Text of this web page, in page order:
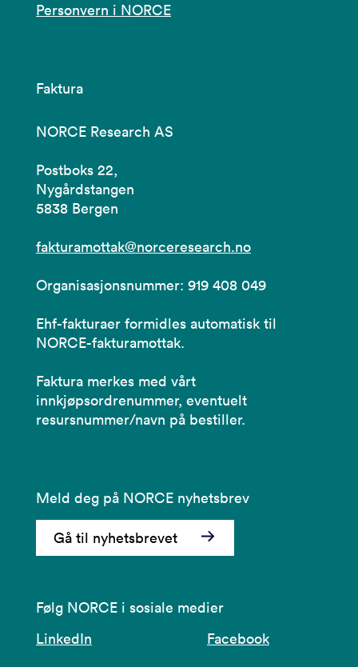
Personvern i NORCE
Faktura
NORCE Research AS
Postboks 22,
Nygårdstangen
5838 Bergen
fakturamottak@norceresearch.no
Organisasjonsnummer: 919 408 049
Ehf-fakturaer formidles automatisk til
NORCE-fakturamottak.
Faktura merkes med vårt
innkjøpsordrenummer, eventuelt
resursnummer/navn på bestiller.
Meld deg på NORCE nyhetsbrev
Gå til nyhetsbrevet
Følg NORCE i sosiale medier
LinkedIn
Facebook